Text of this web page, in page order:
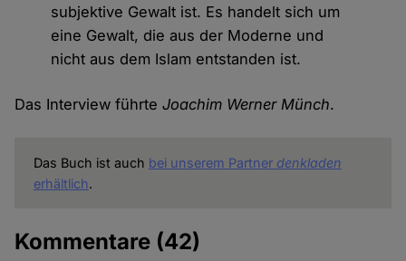
subjektive Gewalt ist. Es handelt sich um
eine Gewalt, die aus der Moderne und
nicht aus dem Islam entstanden ist.
Das Interview führteJoachim Werner Münch.
Das Buch ist auch bei unserem Partner denkladen
erhältlich.
Kommentare (42)